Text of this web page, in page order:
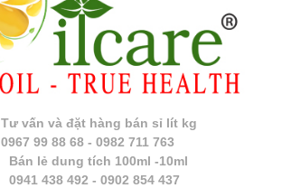
Tư vấn và đặt hàng bán sỉ lít kg
0967 99 88 68 - 0982 711 763
Bán lẻ dung tích 100ml -10ml
0941 438 492 - 0902 854 437